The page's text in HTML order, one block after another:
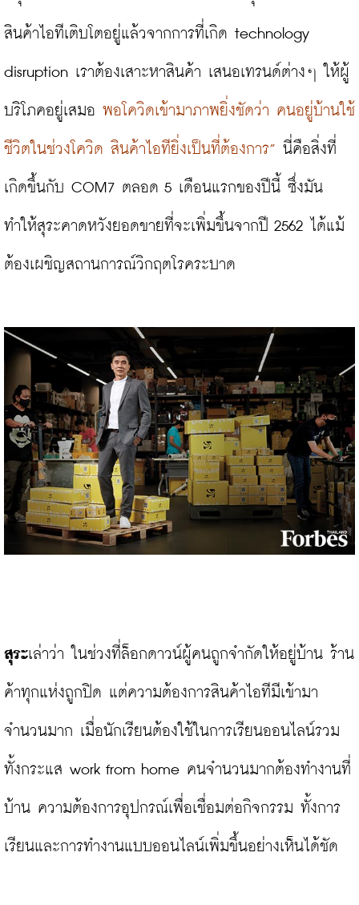
สินค้าไอทีเติบโตอยู่แล้วจากการที่เกิด technology
disruption เราต้องเสาะหาสินค้า เสนอเทรนด์ต่างๆ ให้ผู้
บริโภคอยู่เสมอ พอโควิดเข้ามาภาพยิ่งชัดว่า คนอยู่บ้านใช้
ชีวิตในช่วงโควิด สินค้าไอทียิ่งเป็นที่ต้องการ” นี่คือสิ่งที่
เกิดขึ้นกับ COM7 ตลอด 5 เดือนแรกของปีนี้ ซึ่งมัน
ทำให้สุระคาดหวังยอดขายที่จะเพิ่มขึ้นจากปี 2562 ได้แม้
ต้องเผชิญสถานการณ์วิกฤตโรคระบาด
สุระเล่าว่า ในช่วงที่ล็อกดาวน์ผู้คนถูกจำกัดให้อยู่บ้าน ร้าน
ค้าทุกแห่งถูกปิด แต่ความต้องการสินค้าไอทีมีเข้ามา
จำนวนมาก เมื่อนักเรียนต้องใช้ในการเรียนออนไลน์รวม
ทั้งกระแส work from home คนจำนวนมากต้องทำงานที่
บ้าน ความต้องการอุปกรณ์เพื่อเชื่อมต่อกิจกรรม ทั้งการ
เรียนและการทำงานแบบออนไลน์เพิ่มขึ้นอย่างเห็นได้ชัด